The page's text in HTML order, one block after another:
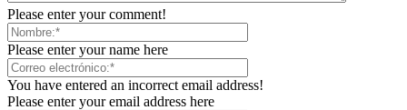
Please enter your comment!
Please enter your name here
You have entered an incorrect email address!
Please enter your email address here